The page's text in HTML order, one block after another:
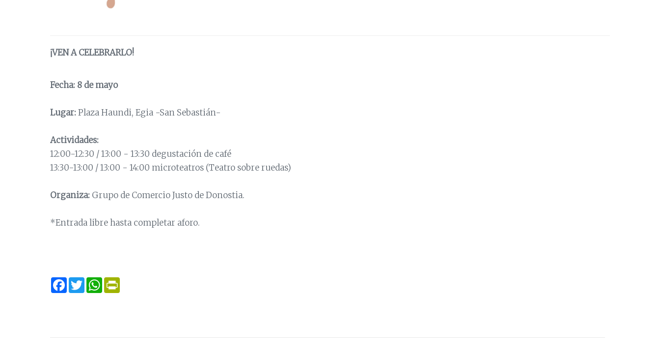
¡VEN A CELEBRARLO!
Fecha: 8 de mayo
Lugar:Plaza Haundi, Egia -San Sebastián-
Actividades:
12:00-12:30 / 13:00 - 13:30 degustación de café
13:30-13:00 / 13:00 - 14:00 microteatros (Teatro sobre ruedas)
Organiza: Grupo de Comercio Justo de Donostia.
*Entrada libre hasta completar aforo.
Facebook
TwitterWhatsApp